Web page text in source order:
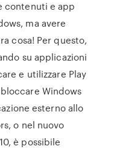
contenuti e app
ma avere
cosa! Per questo,
su applicazioni
e utilizzare Play
Windows
esterno allo
o nel nuovo
è possibile